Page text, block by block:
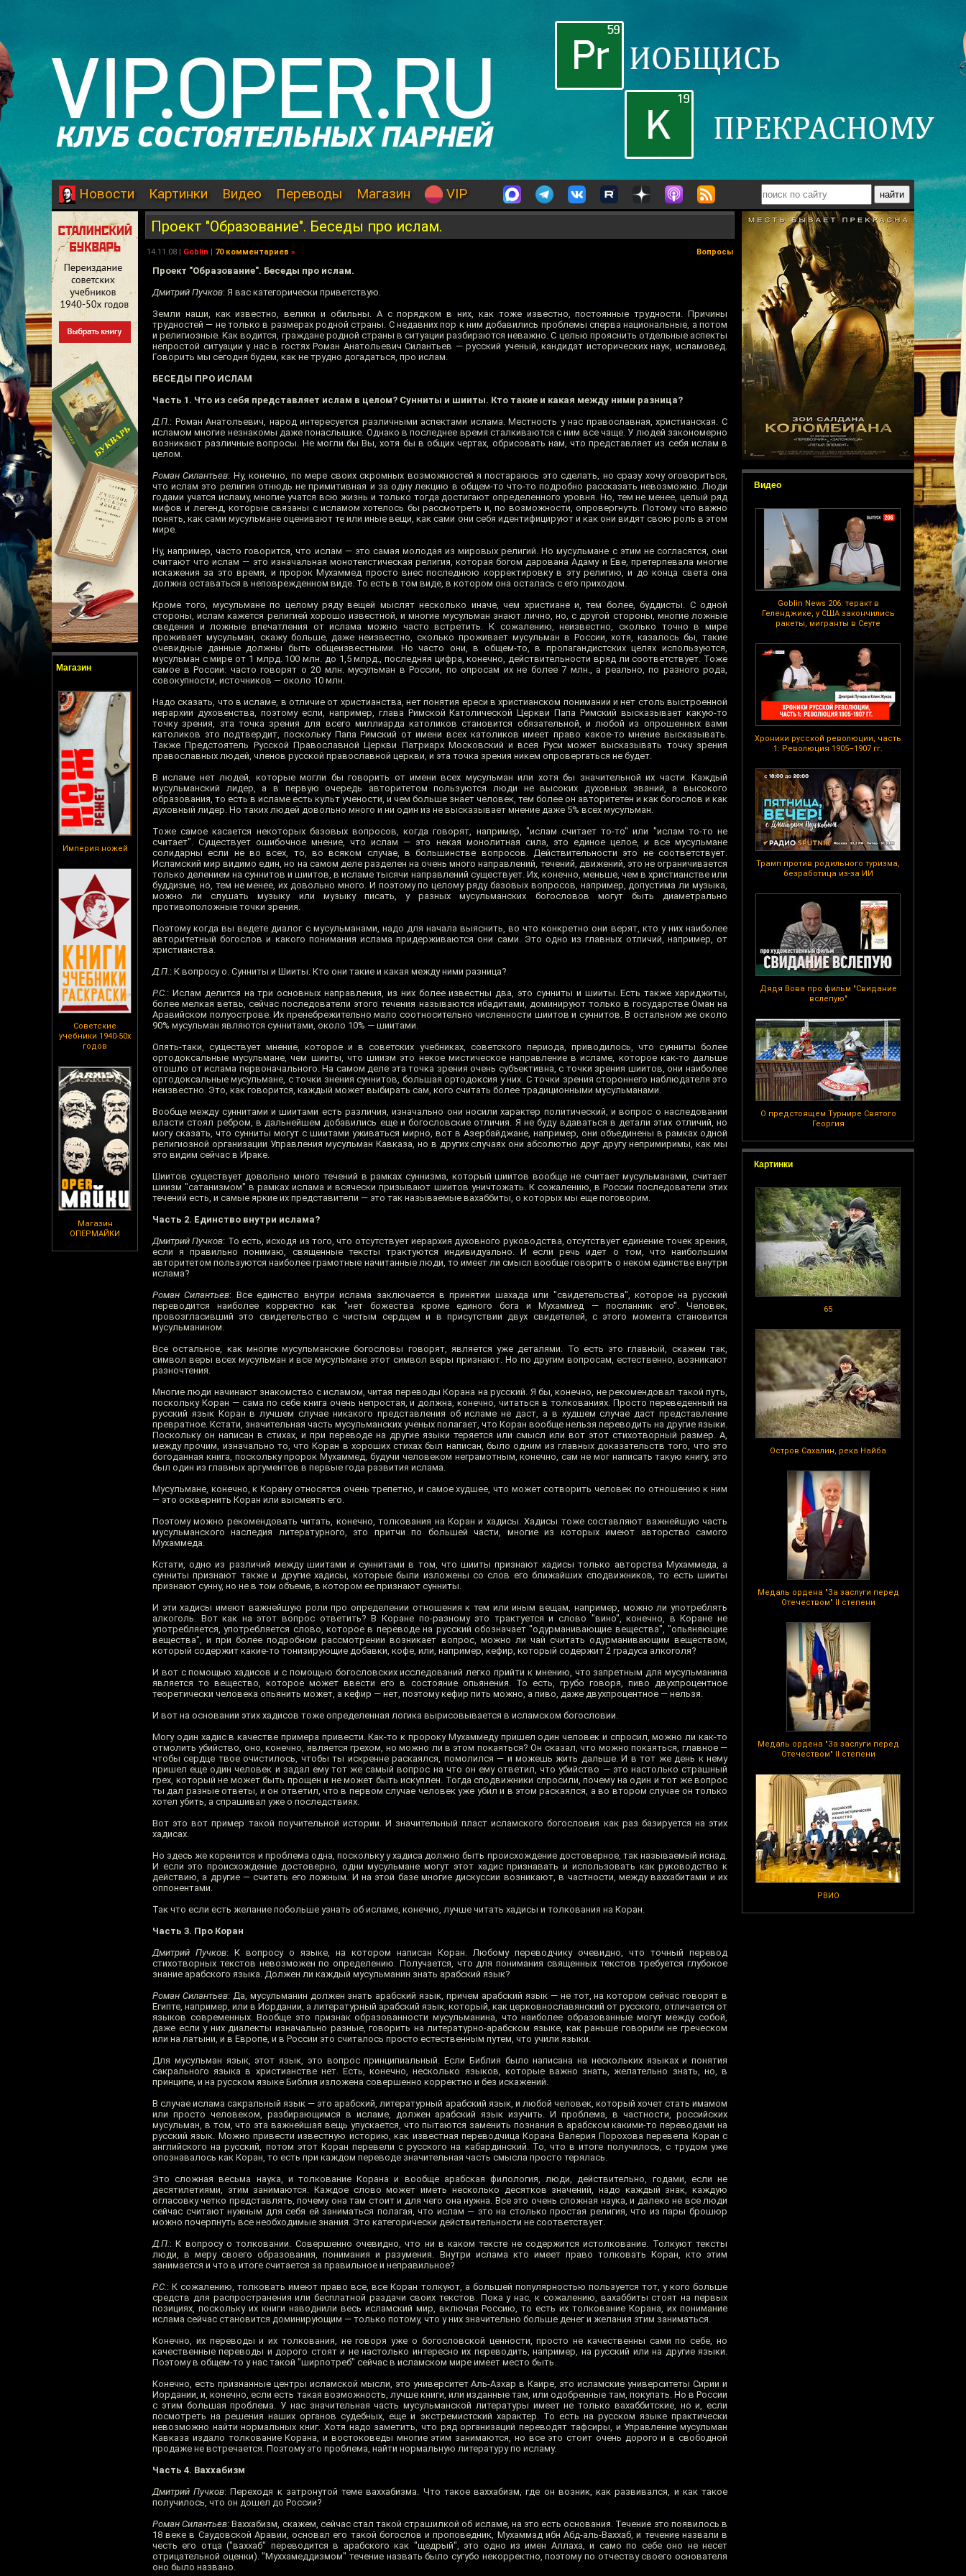
Новости Картинки Видео Переводы Магазин VIP
Магазин
Империя ножей
Советские
учебники 1940-50х
годов
Магазин
ОПЕРМАЙКИ
Видео
Goblin News 206: теракт в
Геленджике, у США закончились
ракеты, мигранты в Сеуте
Хроники русской революции, часть
1: Революция 1905–1907 гг.
Трамп против родильного туризма,
безработица из-за ИИ
Дядя Вова про фильм "Свидание
вслепую"
О предстоящем Турнире Святого
Георгия
Картинки
65
Остров Сахалин, река Найба
Медаль ордена "За заслуги перед
Отечеством" II степени
Медаль ордена "За заслуги перед
Отечеством" II степени
РВИО
Проект "Образование". Беседы про ислам.
14.11.08 | Goblin | 70 комментариев » Вопросы
Проект "Образование". Беседы про ислам.
Дмитрий Пучков: Я вас категорически приветствую.
Земли наши, как известно, велики и обильны. А с порядком в них, как тоже известно, постоянные трудности. Причины
трудностей — не только в размерах родной страны. С недавних пор к ним добавились проблемы сперва национальные, а потом
и религиозные. Как водится, граждане родной страны в ситуации разбираются неважно. С целью прояснить отдельные аспекты
непростой ситуации у нас в гостях Роман Анатольевич Силантьев — русский ученый, кандидат исторических наук, исламовед.
Говорить мы сегодня будем, как не трудно догадаться, про ислам.
БЕСЕДЫ ПРО ИСЛАМ
Часть 1. Что из себя представляет ислам в целом? Сунниты и шииты. Кто такие и какая между ними разница?
Д.П.: Роман Анатольевич, народ интересуется различными аспектами ислама. Местность у нас православная, христианская. С
исламом многие незнакомы даже понаслышке. Однако в последнее время сталкиваются с ним все чаще. У людей закономерно
возникают различные вопросы. Не могли бы Вы, хотя бы в общих чертах, обрисовать нам, что представляет из себя ислам в
целом.
Роман Силантьев: Ну, конечно, по мере своих скромных возможностей я постараюсь это сделать, но сразу хочу оговориться,
что ислам это религия отнюдь не примитивная и за одну лекцию в общем-то что-то подробно рассказать невозможно. Люди
годами учатся исламу, многие учатся всю жизнь и только тогда достигают определенного уровня. Но, тем не менее, целый ряд
мифов и легенд, которые связаны с исламом хотелось бы рассмотреть и, по возможности, опровергнуть. Потому что важно
понять, как сами мусульмане оценивают те или иные вещи, как сами они себя идентифицируют и как они видят свою роль в этом
мире.
Ну, например, часто говорится, что ислам — это самая молодая из мировых религий. Но мусульмане с этим не согласятся, они
считают что ислам — это изначальная монотеистическая религия, которая богом дарована Адаму и Еве, претерпевала многие
искажения за это время, и пророк Мухаммед просто внес последнюю корректировку в эту религию, и до конца света она
должна оставаться в неповрежденном виде. То есть в том виде, в котором она осталась с его приходом.
Кроме того, мусульмане по целому ряду вещей мыслят несколько иначе, чем христиане и, тем более, буддисты. С одной
стороны, ислам кажется религией хорошо известной, и многие мусульман знают лично, но, с другой стороны, многие ложные
сведения и ложные впечатления от ислама можно часто встретить. К сожалению, неизвестно, сколько точно в мире
проживает мусульман, скажу больше, даже неизвестно, сколько проживает мусульман в России, хотя, казалось бы, такие
очевидные данные должны быть общеизвестными. Но часто они, в общем-то, в пропагандистских целях используются,
мусульман с мире от 1 млрд. 100 млн. до 1,5 млрд., последняя цифра, конечно, действительности вряд ли соответствует. Тоже
самое в России: часто говорят о 20 млн. мусульман в России, по опросам их не более 7 млн., а реально, по разного рода,
совокупности, источников — около 10 млн.
Надо сказать, что в исламе, в отличие от христианства, нет понятия ереси в христианском понимании и нет столь выстроенной
иерархии духовенства, поэтому если, например, глава Римской Католической Церкви Папа Римский высказывает какую-то
точку зрения, эта точка зрения для всего миллиарда католиков становится обязательной, и любой из опрошенных вами
католиков это подтвердит, поскольку Папа Римский от имени всех католиков имеет право какое-то мнение высказывать.
Также Предстоятель Русской Православной Церкви Патриарх Московский и всея Руси может высказывать точку зрения
православных людей, членов русской православной церкви, и эта точка зрения никем опровергаться не будет.
В исламе нет людей, которые могли бы говорить от имени всех мусульман или хотя бы значительной их части. Каждый
мусульманский лидер, а в первую очередь авторитетом пользуются люди не высоких духовных званий, а высокого
образования, то есть в исламе есть культ учености, и чем больше знает человек, тем более он авторитетен и как богослов и как
духовный лидер. Но таких людей довольно много и ни один из не высказывает мнение даже 5% всех мусульман.
Тоже самое касается некоторых базовых вопросов, когда говорят, например, "ислам считает то-то" или "ислам то-то не
считает". Существует ошибочное мнение, что ислам — это некая монолитная сила, это единое целое, и все мусульмане
солидарны если не во всех, то, во всяком случае, в большинстве вопросов. Действительности это не соответствует.
Исламский мир видимо един, но на самом деле разделен на очень много направлений, течений, движений, это не ограничивается
только делением на суннитов и шиитов, в исламе тысячи направлений существует. Их, конечно, меньше, чем в христианстве или
буддизме, но, тем не менее, их довольно много. И поэтому по целому ряду базовых вопросов, например, допустима ли музыка,
можно ли слушать музыку или музыку писать, у разных мусульманских богословов могут быть диаметрально
противоположные точки зрения.
Поэтому когда вы ведете диалог с мусульманами, надо для начала выяснить, во что конкретно они верят, кто у них наиболее
авторитетный богослов и какого понимания ислама придерживаются они сами. Это одно из главных отличий, например, от
христианства.
Д.П.: К вопросу о. Сунниты и Шииты. Кто они такие и какая между ними разница?
Р.С.: Ислам делится на три основных направления, из них более известны два, это сунниты и шииты. Есть также хариджиты,
более мелкая ветвь, сейчас последователи этого течения называются ибадитами, доминируют только в государстве Оман на
Аравийском полуострове. Их пренебрежительно мало соотносительно численности шиитов и суннитов. В остальном же около
90% мусульман являются суннитами, около 10% — шиитами.
Опять-таки, существует мнение, которое и в советских учебниках, советского периода, приводилось, что сунниты более
ортодоксальные мусульмане, чем шииты, что шиизм это некое мистическое направление в исламе, которое как-то дальше
отошло от ислама первоначального. На самом деле эта точка зрения очень субъективна, с точки зрения шиитов, они наиболее
ортодоксальные мусульмане, с точки знения суннитов, большая ортодоксия у них. С точки зрения стороннего наблюдателя это
неизвестно. Это, как говорится, каждый может выбирать сам, кого считать более традиционными мусульманами.
Вообще между суннитами и шиитами есть различия, изначально они носили характер политический, и вопрос о наследовании
власти стоял ребром, в дальнейшем добавились еще и богословские отличия. Я не буду вдаваться в детали этих отличий, но
могу сказать, что сунниты могут с шиитами уживаться мирно, вот в Азербайджане, например, они объединены в рамках одной
религиозной организации Управления мусульман Кавказа, но в других случаях они абсолютно друг другу непримиримы, как мы
это видим сейчас в Ираке.
Шиитов существует довольно много течений в рамках суннизма, который шиитов вообще не считает мусульманами, считает
шиизм "сатанизмом" в рамках ислама и всячески призывают шиитов уничтожать. К сожалению, в России последователи этих
течений есть, и самые яркие их представители — это так называемые вахаббиты, о которых мы еще поговорим.
Часть 2. Единство внутри ислама?
Дмитрий Пучков: То есть, исходя из того, что отсутствует иерархия духовного руководства, отсутствует единение точек зрения,
если я правильно понимаю, священные тексты трактуются индивидуально. И если речь идет о том, что наибольшим
авторитетом пользуются наиболее грамотные начитанные люди, то имеет ли смысл вообще говорить о неком единстве внутри
ислама?
Роман Силантьев: Все единство внутри ислама заключается в принятии шахада или "свидетельства", которое на русский
переводится наиболее корректно как "нет божества кроме единого бога и Мухаммед — посланник его". Человек,
провозгласивший это свидетельство с чистым сердцем и в присутствии двух свидетелей, с этого момента становится
мусульманином.
Все остальное, как многие мусульманские богословы говорят, является уже деталями. То есть это главный, скажем так,
символ веры всех мусульман и все мусульмане этот символ веры признают. Но по другим вопросам, естественно, возникают
разночтения.
Многие люди начинают знакомство с исламом, читая переводы Корана на русский. Я бы, конечно, не рекомендовал такой путь,
поскольку Коран — сама по себе книга очень непростая, и должна, конечно, читаться в толкованиях. Просто переведенный на
русский язык Коран в лучшем случае никакого представления об исламе не даст, а в худшем случае даст представление
превратное. Кстати, значительная часть мусульманских ученых полагает, что Коран вообще нельзя переводить на другие языки.
Поскольку он написан в стихах, и при переводе на другие языки теряется или смысл или вот этот стихотворный размер. А,
между прочим, изначально то, что Коран в хороших стихах был написан, было одним из главных доказательств того, что это
богоданная книга, поскольку пророк Мухаммед, будучи человеком неграмотным, конечно, сам не мог написать такую книгу, это
был один из главных аргументов в первые года развития ислама.
Мусульмане, конечно, к Корану относятся очень трепетно, и самое худшее, что может сотворить человек по отношению к ним
— это осквернить Коран или высмеять его.
Поэтому можно рекомендовать читать, конечно, толкования на Коран и хадисы. Хадисы тоже составляют важнейшую часть
мусульманского наследия литературного, это притчи по большей части, многие из которых имеют авторство самого
Мухаммеда.
Кстати, одно из различий между шиитами и суннитами в том, что шииты признают хадисы только авторства Мухаммеда, а
сунниты признают также и другие хадисы, которые были изложены со слов его ближайших сподвижников, то есть шииты
признают сунну, но не в том объеме, в котором ее признают сунниты.
И эти хадисы имеют важнейшую роли про определении отношения к тем или иным вещам, например, можно ли употреблять
алкоголь. Вот как на этот вопрос ответить? В Коране по-разному это трактуется и слово "вино", конечно, в Коране не
употребляется, употребляется слово, которое в переводе на русский обозначает "одурманивающие вещества", "опьяняющие
вещества", и при более подробном рассмотрении возникает вопрос, можно ли чай считать одурманивающим веществом,
который содержит какие-то тонизирующие добавки, кофе, или, например, кефир, который содержит 2 градуса алкоголя?
И вот с помощью хадисов и с помощью богословских исследований легко прийти к мнению, что запретным для мусульманина
является то вещество, которое может ввести его в состояние опьянения. То есть, грубо говоря, пиво двухпроцентное
теоретически человека опьянить может, а кефир — нет, поэтому кефир пить можно, а пиво, даже двухпроцентное — нельзя.
И вот на основании этих хадисов тоже определенная логика вырисовывается в исламском богословии.
Могу один хадис в качестве примера привести. Как-то к пророку Мухаммеду пришел один человек и спросил, можно ли как-то
отмолить убийство, оно, конечно, является грехом, но можно ли в этом покаяться? Он сказал, что можно покаяться, главное —
чтобы сердце твое очистилось, чтобы ты искренне раскаялся, помолился — и можешь жить дальше. И в тот же день к нему
пришел еще один человек и задал ему тот же самый вопрос на что он ему ответил, что убийство — это настолько страшный
грех, который не может быть прощен и не может быть искуплен. Тогда сподвижники спросили, почему на один и тот же вопрос
ты дал разные ответы, и он ответил, что в первом случае человек уже убил и в этом раскаялся, а во втором случае он только
хотел убить, а спрашивал уже о последствиях.
Вот это вот пример такой поучительной истории. И значительный пласт исламского богословия как раз базируется на этих
хадисах.
Но здесь же коренится и проблема одна, поскольку у хадиса должно быть происхождение достоверное, так называемый иснад.
И если это происхождение достоверно, одни мусульмане могут этот хадис признавать и использовать как руководство к
действию, а другие — считать его ложным. И на этой базе многие дискуссии возникают, в частности, между ваххабитами и их
оппонентами.
Так что если есть желание побольше узнать об исламе, конечно, лучше читать хадисы и толкования на Коран.
Часть 3. Про Коран
Дмитрий Пучков: К вопросу о языке, на котором написан Коран. Любому переводчику очевидно, что точный перевод
стихотворных текстов невозможен по определению. Получается, что для понимания священных текстов требуется глубокое
знание арабского языка. Должен ли каждый мусульманин знать арабский язык?
Роман Силантьев: Да, мусульманин должен знать арабский язык, причем арабский язык — не тот, на котором сейчас говорят в
Египте, например, или в Иордании, а литературный арабский язык, который, как церковнославянский от русского, отличается от
языков современных. Вообще это признак образованности мусульманина, что наиболее образованные могут между собой,
даже если у них диалекты изначально разные, говорить на литературно-арабском языке, как раньше говорили не греческом
или на латыни, и в Европе, и в России это считалось просто естественным путем, что учили языки.
Для мусульман язык, этот язык, это вопрос принципиальный. Если Библия было написана на нескольких языках и понятия
сакрального языка в христианстве нет. Есть, конечно, несколько языков, которые важно знать, желательно знать, но, в
принципе, и на русском языке Библия изложена совершенно корректно и без искажений.
В случае ислама сакральный язык — это арабский, литературный арабский язык, и любой человек, который хочет стать имамом
или просто человеком, разбирающимся в исламе, должен арабский язык изучить. И проблема, в частности, российских
мусульман, в том, что эта важнейшая вещь упускается, что пытаются заменить познания в арабском какими-то переводами на
русский язык. Можно привести известную историю, как известная переводчица Корана Валерия Порохова перевела Коран с
английского на русский, потом этот Коран перевели с русского на кабардинский. То, что в итоге получилось, с трудом уже
опознавалось как Коран, то есть при каждом переводе значительная часть смысла просто терялась.
Это сложная весьма наука, и толкование Корана и вообще арабская филология, люди, действительно, годами, если не
десятилетиями, этим занимаются. Каждое слово может иметь несколько десятков значений, надо каждый знак, каждую
огласовку четко представлять, почему она там стоит и для чего она нужна. Все это очень сложная наука, и далеко не все люди
сейчас считают нужным для себя ей заниматься полагая, что ислам — это на столько простая религия, что из пары брошюр
можно почерпнуть все необходимые знания. Это категорически действительности не соответствует.
Д.П.: К вопросу о толковании. Совершенно очевидно, что ни в каком тексте не содержится истолкование. Толкуют тексты
люди, в меру своего образования, понимания и разумения. Внутри ислама кто имеет право толковать Коран, кто этим
занимается и что в итоге считается за правильное и неправильное?
Р.С.: К сожалению, толковать имеют право все, все Коран толкуют, а большей популярностью пользуется тот, у кого больше
средств для распространения или бесплатной раздачи своих текстов. Пока у нас, к сожалению, вахаббиты стоят на первых
позициях, поскольку их книги наводнили весь исламский мир, включая Россию, то есть их толкование Корана, их понимание
ислама сейчас становится доминирующим — только потому, что у них значительно больше денег и желания этим заниматься.
Конечно, их переводы и их толкования, не говоря уже о богословской ценности, просто не качественны сами по себе, но
качественные переводы и дорого стоят и не настолько интересно их переводить, например, на русский или на другие языки.
Поэтому в общем-то у нас такой "ширпотреб" сейчас в исламском мире имеет место быть.
Конечно, есть признанные центры исламской мысли, это университет Аль-Азхар в Каире, это исламские университеты Сирии и
Иордании, и, конечно, если есть такая возможность, лучше книги, или изданные там, или одобренные там, покупать. Но в России
с этим большая проблема. У нас значительная часть мусульманской литературы имеет не только вахаббитские, но и, если
посмотреть на решения наших органов судебных, еще и экстремистский характер. То есть на русском языке практически
невозможно найти нормальных книг. Хотя надо заметить, что ряд организаций переводят тафсиры, и Управление мусульман
Кавказа издало толкование Корана, и востоковеды многие этим занимаются, но все это стоит очень дорого и в свободной
продаже не встречается. Поэтому это проблема, найти нормальную литературу по исламу.
Часть 4. Ваххабизм
Дмитрий Пучков: Переходя к затронутой теме ваххабизма. Что такое ваххабизм, где он возник, как развивался, и как такое
получилось, что он дошел до России?
Роман Силантьев: Ваххабизм, скажем, сейчас стал такой страшилкой об исламе, на это есть основания. Течение это появилось в
18 веке в Саудовской Аравии, основал его такой богослов и проповедник, Мухаммад ибн Абд-аль-Ваххаб, и течение назвали в
честь его отца ("ваххаб" переводится в арабского как "щедрый", это одно из имен Аллаха, и само по себе оно не несет
отрицательной оценки). "Муххамеддизмом" течение назвать было сугубо некорректно, поэтому по отчеству своего основателя
оно было названо.